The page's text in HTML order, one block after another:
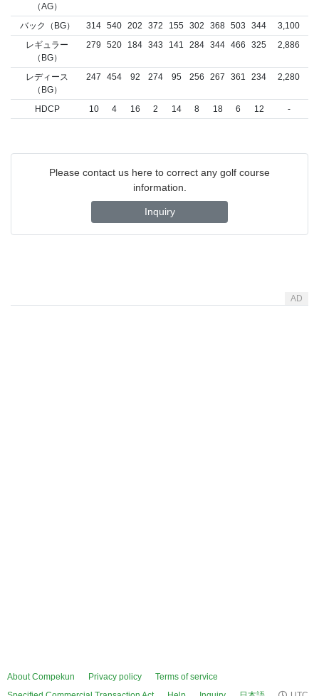
（AG）
バック（BG） 314 540 202 372 155 302 368 503 344
3,100
レギュラー
（BG）
279 520 184 343 141 284 344 466 325 2,886
レディース
（BG）
247 454 92 274 95 256 267 361 234 2,280
HDCP 10 4 16 2 14 8 18 6 12 -
Please contact us here to correct any golf course
information.
Inquiry
AD
About Compekun Privacy policy
Terms of service